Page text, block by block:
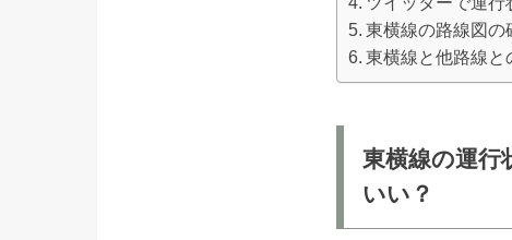
東横線の路線図の
東横線と他路線と
東横線の運行
いい？